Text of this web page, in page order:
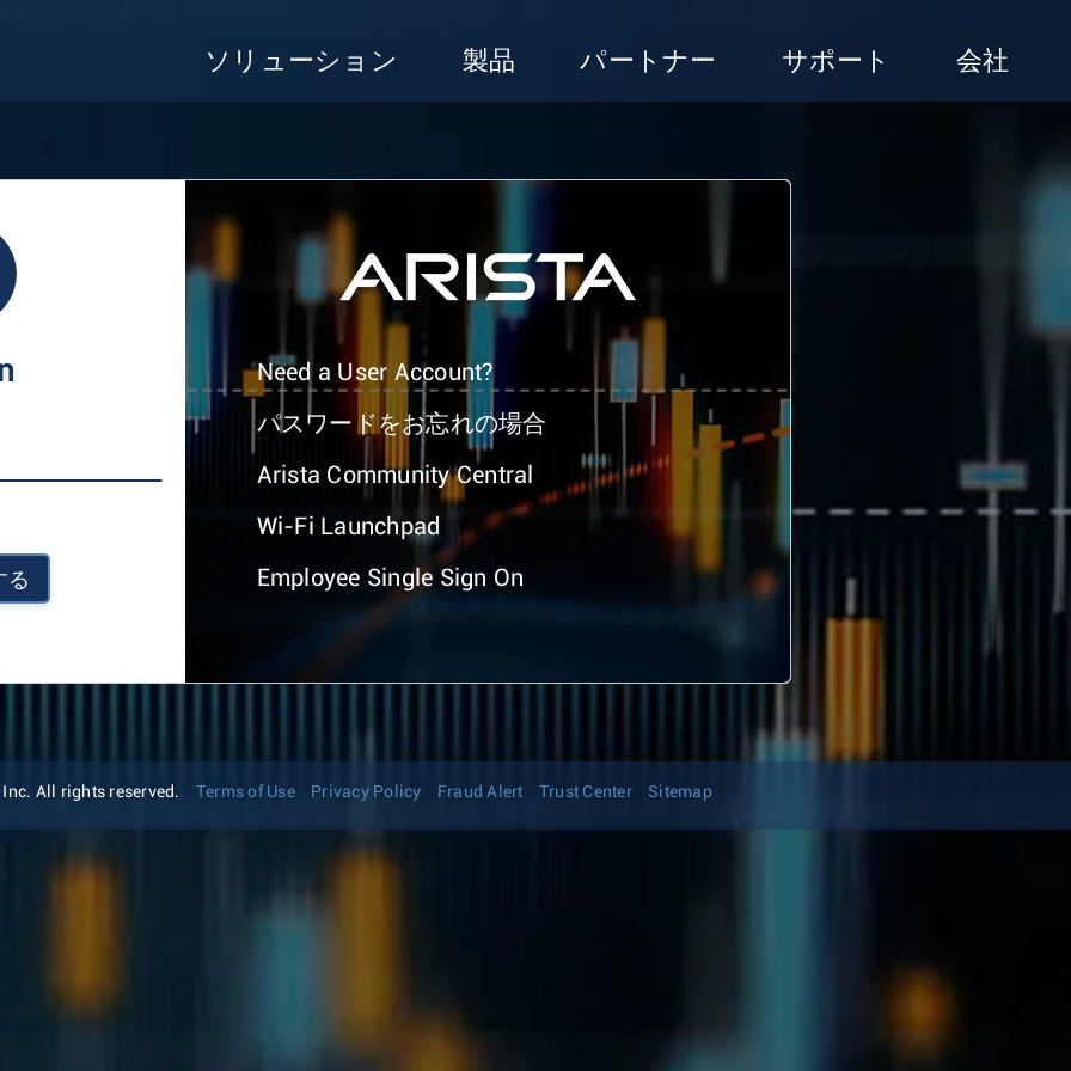
ソリューション 製品 パートナー サポート 会社
る
Need a User Account?
パスワードをお忘れの場合
Arista Community Central
Wi-Fi Launchpad
Employee Single Sign On
All rights reserved. Terms of Use Privacy Policy Fraud Alert Trust Center Sitemap